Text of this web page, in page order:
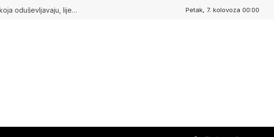
Kudasvuda.hr : Ljudi koji inspiriraju, mjesta koja oduševljavaju, lijepe priče i kreativne ideje! Petak, 7. kolovoza 00:00